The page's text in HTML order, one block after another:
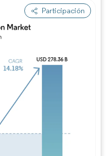
Participación
Imagen © Mordor Intelligence. El uso